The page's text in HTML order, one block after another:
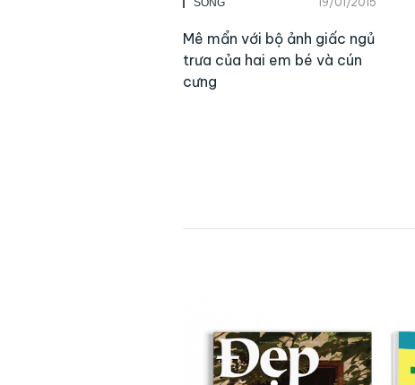
Mê mẩn với bộ ảnh giấc ngủ
trưa của hai em bé và cún
cưng